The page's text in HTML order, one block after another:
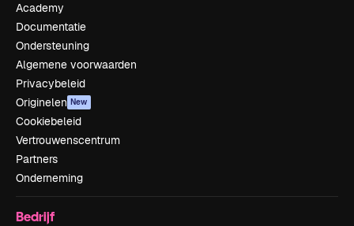
Academy
Documentatie
Ondersteuning
Algemene voorwaarden
Privacybeleid
Originelen New
Cookiebeleid
Vertrouwenscentrum
Partners
Onderneming
Bedrijf